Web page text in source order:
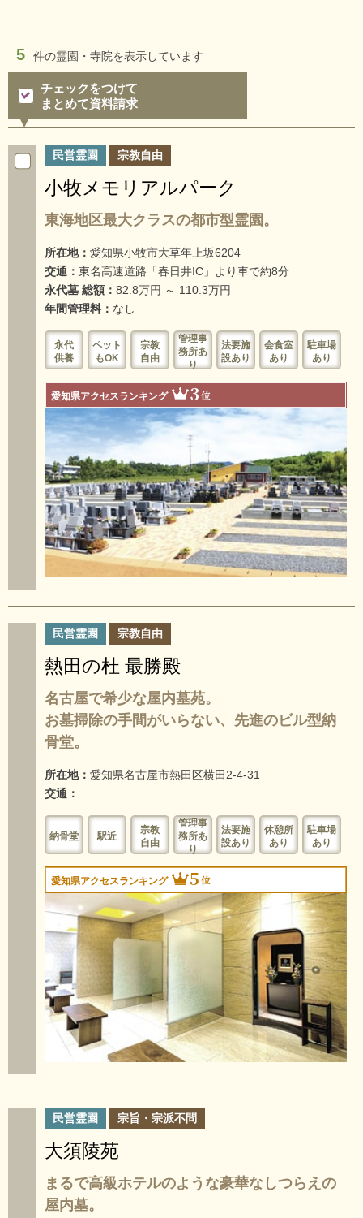
5 件の霊園・寺院を表示しています
チェックをつけて
まとめて資料請求
民営霊園 宗教自由
小牧メモリアルパーク
東海地区最大クラスの都市型霊園。
所在地： 愛知県小牧市大草年上坂6204
交通： 東名高速道路「春日井IC」より車で約8分
永代墓 総額： 82.8万円 ～ 110.3万円
年間管理料： なし
永代
供養
ペット
もOK
宗教
自由
管理事
務所あ
り
法要施
設あり
会食室
あり
駐車場
あり
愛知県アクセスランキング 3位
民営霊園 宗教自由
熱田の杜 最勝殿
名古屋で希少な屋内墓苑。
お墓掃除の手間がいらない、先進のビル型納
骨堂。
所在地： 愛知県名古屋市熱田区横田2-4-31
交通：
納骨堂 駅近
宗教
自由
管理事
務所あ
り
法要施
設あり
休憩所
あり
駐車場
あり
愛知県アクセスランキング 5位
民営霊園 宗旨・宗派不問
大須陵苑
まるで高級ホテルのような豪華なしつらえの
屋内墓。